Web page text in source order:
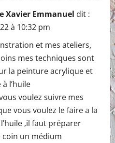
Xavier Emmanuel dit :
à 10:32 pm
et mes ateliers,
mes techniques sont
la peinture acrylique et
l’huile
voulez suivre mes
vous voulez le faire a la
,il faut préparer
coin un médium